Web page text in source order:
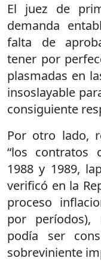
El juez de
demanda
falta de
tener por
plasmadas en
insoslayable
consiguiente
Por otro lado,
“los contratos
1988 y 1989,
verificó en la
proceso
por períodos),
podía ser
sobreviniente